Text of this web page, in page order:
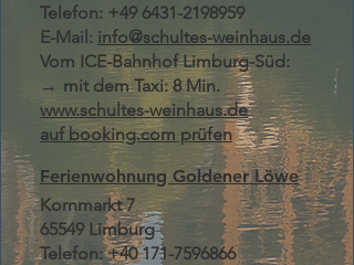
Telefon: +49 6431-2198959
E-Mail: info@schultes-weinhaus.de
Vom ICE-Bahnhof Limburg-Süd:
→ mit dem Taxi: 8 Min.
www.schultes-weinhaus.de
auf booking.com prüfen
Ferienwohnung Goldener Löwe
Kornmarkt 7
65549 Limburg
Telefon:+40 171-7596866